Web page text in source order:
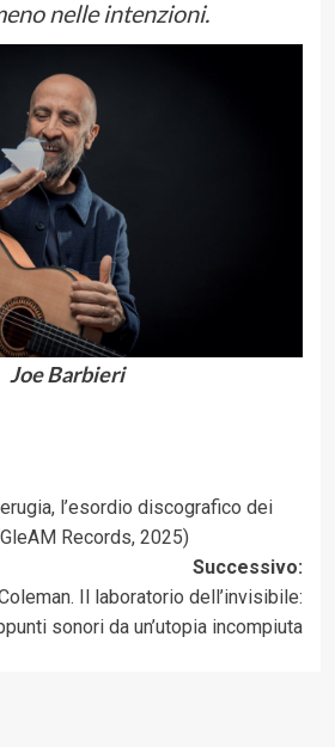
nelle intenzioni.
Joe Barbieri
l’esordio discografico dei
Records, 2025)
Successivo:
Il laboratorio dell’invisibile:
sonori da un’utopia incompiuta